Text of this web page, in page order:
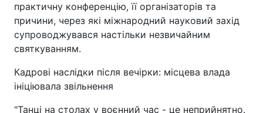
практичну конференцію, її організаторів та
причини, через які міжнародний науковий захід
супроводжувався настільки незвичайним
святкуванням.
Кадрові наслідки після вечірки: місцева влада
ініціювала звільнення
"Танці на столах у воєнний час - це неприйнятно.